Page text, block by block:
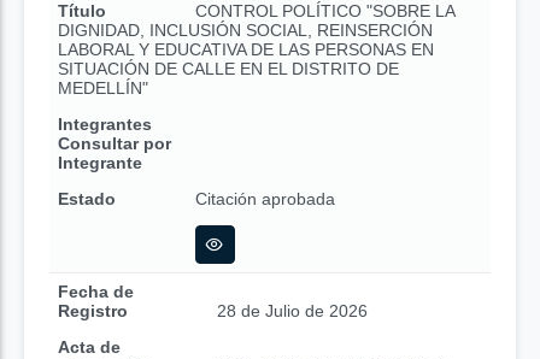
Título
CONTROL POLÍTICO "SOBRE LA
DIGNIDAD, INCLUSIÓN SOCIAL, REINSERCIÓN
LABORAL Y EDUCATIVA DE LAS PERSONAS EN
SITUACIÓN DE CALLE EN EL DISTRITO DE
MEDELLÍN"
Integrantes
Consultar por
Integrante
Estado
Citación aprobada
Fecha de
Registro
28 de Julio de 2026
Acta de